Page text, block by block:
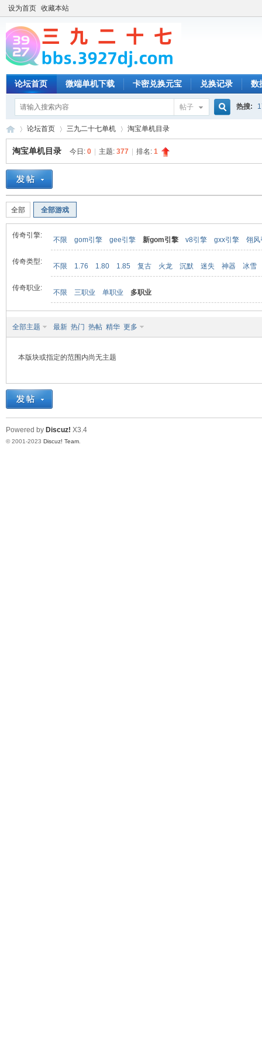
设为首页 收藏本站
论坛首页 微端单机下载 卡密兑换元宝 兑换记录 数
帖子 热搜:
»
论坛首页 三九二十七单机 淘宝单机目录
淘宝单机目录 今日: 0 主题: 377 排名: 1
全部 全部游戏
传奇引擎:
不限 gom引擎 gee引擎 新gom引擎 v8引擎 gxx引擎 翎风
传奇类型:
不限 1.76 1.80 1.85 复古 火龙 沉默 迷失 神器 冰雪
传奇职业:
不限 三职业 单职业 多职业
全部主题 最新 热门 热帖 精华 更多
本版块或指定的范围内尚无主题
Powered by Discuz! X3.4
© 2001-2023 Discuz! Team.